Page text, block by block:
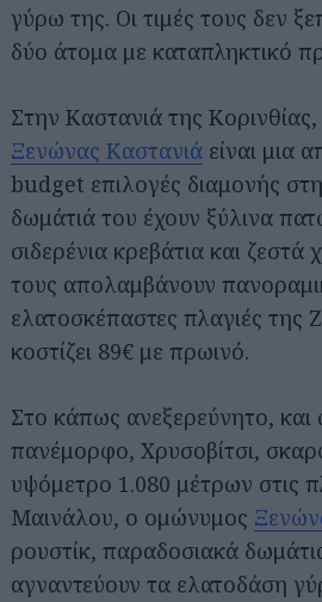
γύρω της. Οι τιμές τους δεν
δύο άτομα με καταπληκτικό
Στην Καστανιά της
Ξενώνας Καστανιά είναι μια
budget επιλογές διαμονής
δωμάτιά του έχουν ξύλινα
σιδερένια κρεβάτια και
τους απολαμβάνουν
ελατοσκέπαστες πλαγιές της
κοστίζει 89€ με πρωινό.
Στο κάπως ανεξερεύνητο,
πανέμορφο, Χρυσοβίτσι,
υψόμετρο 1.080 μέτρων στις
Μαινάλου, ο ομώνυμος
ρουστίκ, παραδοσιακά
αγναντεύουν τα ελατοδάση